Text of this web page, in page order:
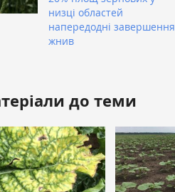
низці областей
напередодні завершення
жнив
до теми